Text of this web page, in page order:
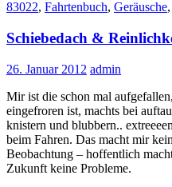
83022, Fahrtenbuch, Geräusche,
Schiebedach &
26. Januar 2012 admin
Mir ist die schon mal
eingefroren ist, machts bei
knistern und blubbern..
beim Fahren. Das macht mir
Beobachtung – hoffentlich
Zukunft keine Probleme.